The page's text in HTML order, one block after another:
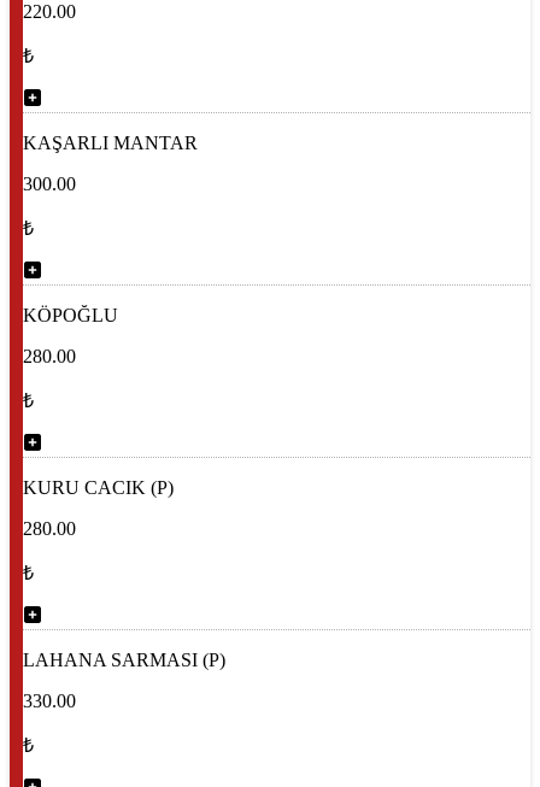
220.00
₺
KAŞARLI MANTAR
300.00
₺
KÖPOĞLU
280.00
₺
KURU CACIK (P)
280.00
₺
LAHANA SARMASI (P)
330.00
₺